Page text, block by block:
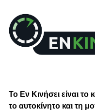
Το Εν Κινήσει είναι
το αυτοκίνητο και τη